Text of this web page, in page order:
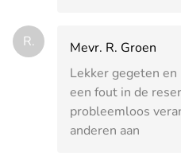
R.
Mevr. R. Groen
Lekker gegeten
een fout in de
probleemloos
anderen aan